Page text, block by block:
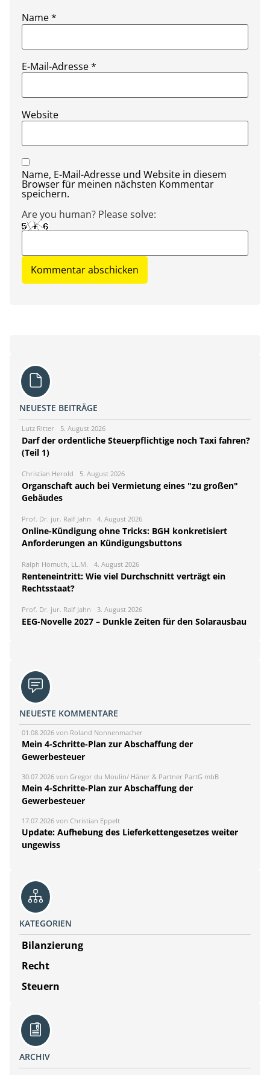
Name*
E-Mail-Adresse*
Website
Name, E-Mail-Adresse und Website in diesem
Browser für meinen nächsten Kommentar
speichern.
Are you human? Please solve:
NEUESTE BEITRÄGE
Lutz Ritter 5. August 2026
Darf der ordentliche Steuerpflichtige noch Taxi fahren?
(Teil 1)
Christian Herold 5. August 2026
Organschaft auch bei Vermietung eines "zu großen"
Gebäudes
Prof. Dr. jur. Ralf Jahn 4. August 2026
Online-Kündigung ohne Tricks: BGH konkretisiert
Anforderungen an Kündigungsbuttons
Ralph Homuth, LL.M. 4. August 2026
Renteneintritt: Wie viel Durchschnitt verträgt ein
Rechtsstaat?
Prof. Dr. jur. Ralf Jahn 3. August 2026
EEG-Novelle 2027 – Dunkle Zeiten für den Solarausbau
NEUESTE KOMMENTARE
01.08.2026 von Roland Nonnenmacher
Mein 4-Schritte-Plan zur Abschaffung der
Gewerbesteuer
30.07.2026 von Gregor du Moulin/ Häner & Partner PartG mbB
Mein 4-Schritte-Plan zur Abschaffung der
Gewerbesteuer
17.07.2026 von Christian Eppelt
Update: Aufhebung des Lieferkettengesetzes weiter
ungewiss
KATEGORIEN
Bilanzierung
Recht
Steuern
ARCHIV